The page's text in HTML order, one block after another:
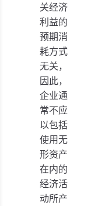
关经济
利益的
预期消
耗方式
无关，
因此，
企业通
常不应
以包括
使用无
形资产
在内的
经济活
动所产